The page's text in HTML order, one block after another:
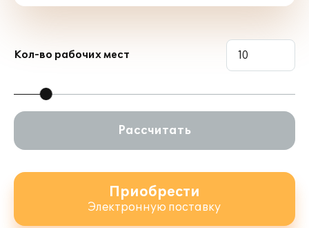
Кол-во рабочих мест
Рассчитать
Приобрести
Электронную поставку